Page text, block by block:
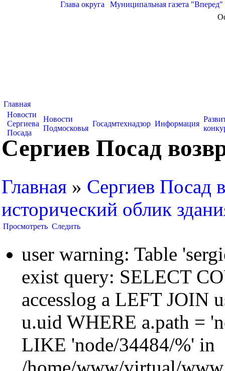
Глава округа Муниципальная газета "Вперед"
Главная
Новости
Сергиева
Посада
Новости
Подмосковья
Госадмтехнадзор Информация
Сергиев Посад
Главная » Сергиев Посад
исторический облик
Просмотреть Следить
user warning: Table
exist query: SELECT
accesslog a LEFT JOIN
u.uid WHERE a.path =
LIKE 'node/34484/%' in